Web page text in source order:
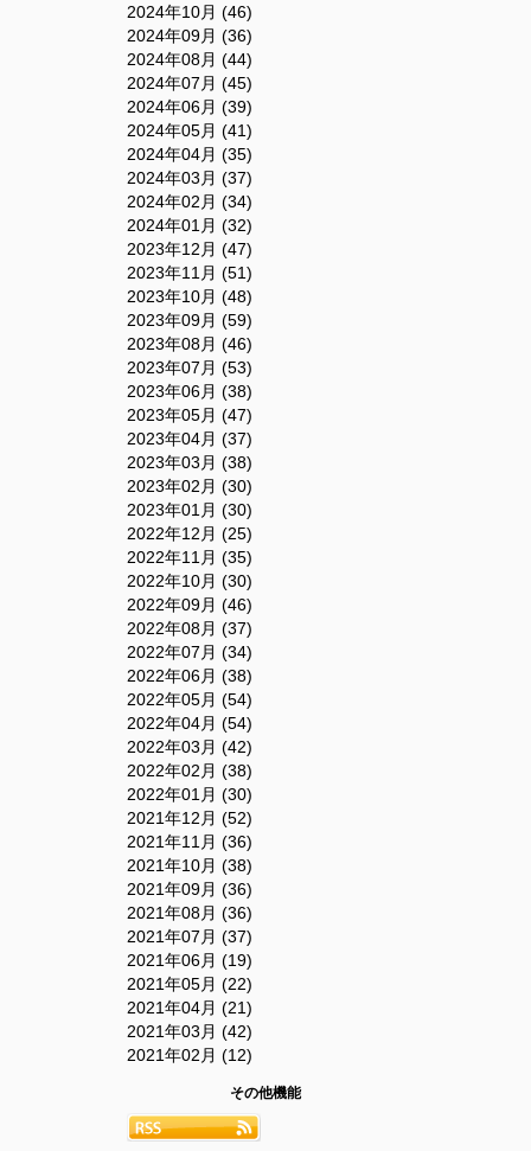
2024年10月 (46)
2024年09月 (36)
2024年08月 (44)
2024年07月 (45)
2024年06月 (39)
2024年05月 (41)
2024年04月 (35)
2024年03月 (37)
2024年02月 (34)
2024年01月 (32)
2023年12月 (47)
2023年11月 (51)
2023年10月 (48)
2023年09月 (59)
2023年08月 (46)
2023年07月 (53)
2023年06月 (38)
2023年05月 (47)
2023年04月 (37)
2023年03月 (38)
2023年02月 (30)
2023年01月 (30)
2022年12月 (25)
2022年11月 (35)
2022年10月 (30)
2022年09月 (46)
2022年08月 (37)
2022年07月 (34)
2022年06月 (38)
2022年05月 (54)
2022年04月 (54)
2022年03月 (42)
2022年02月 (38)
2022年01月 (30)
2021年12月 (52)
2021年11月 (36)
2021年10月 (38)
2021年09月 (36)
2021年08月 (36)
2021年07月 (37)
2021年06月 (19)
2021年05月 (22)
2021年04月 (21)
2021年03月 (42)
2021年02月 (12)
その他機能